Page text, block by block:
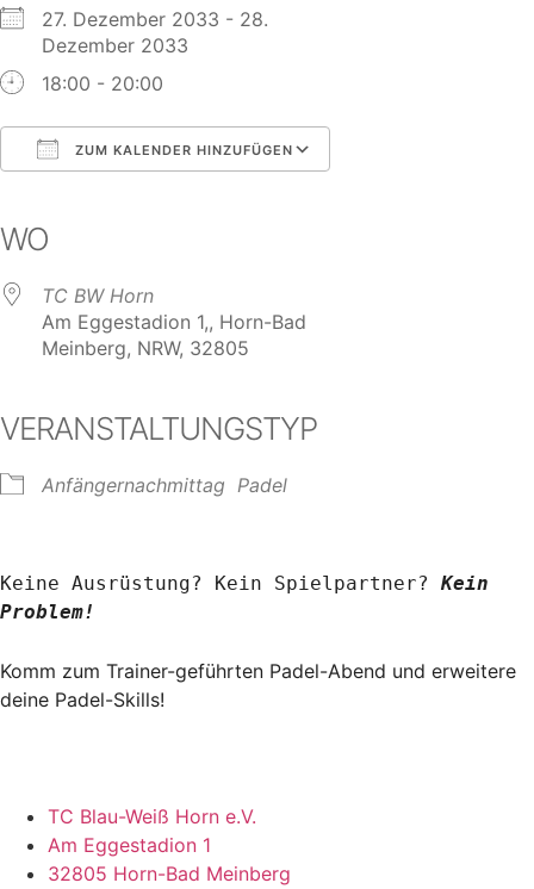
27. Dezember 2033 - 28.
Dezember 2033
18:00 - 20:00
ZUM KALENDER HINZUFÜGEN
WO
TC BW Horn
Am Eggestadion 1,, Horn-Bad
Meinberg, NRW, 32805
VERANSTALTUNGSTYP
Anfängernachmittag Padel
Keine Ausrüstung? Kein Spielpartner? Kein
Problem!
Komm zum Trainer-geführten Padel-Abend und erweitere
deine Padel-Skills!
TC Blau-Weiß Horn e.V.
Am Eggestadion 1
32805 Horn-Bad Meinberg